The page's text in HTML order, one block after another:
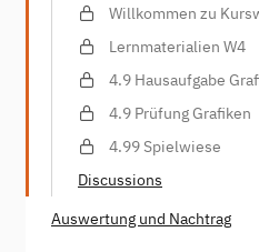
Willkommen zu
Lernmaterialien W4
4.9 Hausaufgabe
4.9 Prüfung Grafiken
4.99 Spielwiese
Discussions
Auswertung und Nachtrag